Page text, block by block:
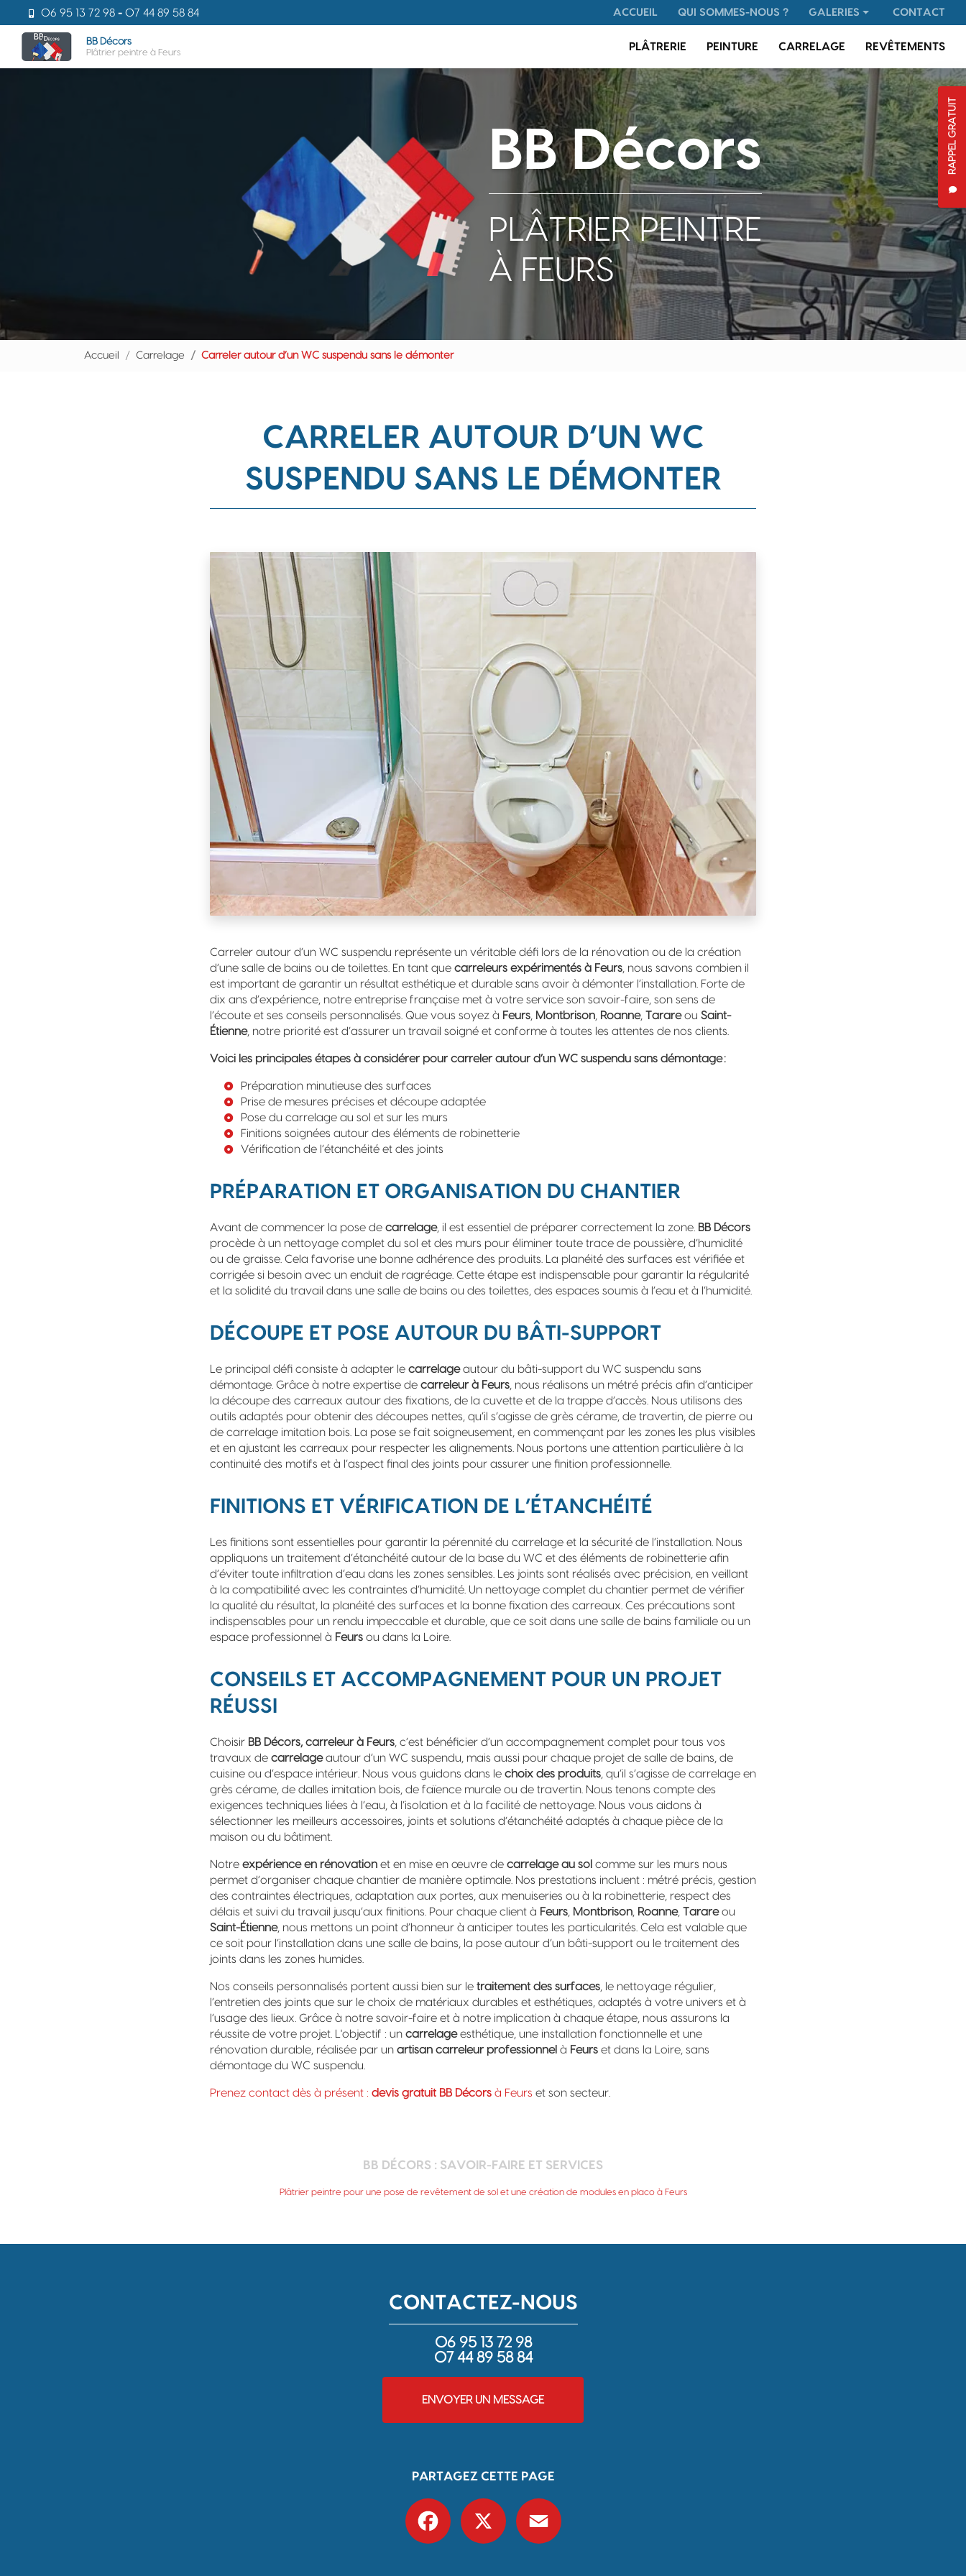
au
contenu
principal
06 95 13 72 98- 07 44 89 58 84
BB Décors
Plâtrier peintre à Feurs
RAPPEL GRATUIT
Navigation secondaire
ACCUEIL QUI SOMMES-NOUS ? GALERIES
Carrelage
Revêtements
CONTACT
PLÂTRERIE
PEINTURE CARRELAGE REVÊTEMENTS
BB Décors
PLÂTRIER PEINTRE
À FEURS
Accueil Carrelage Carreler autour d’un WC suspendu sans le démonter
CARRELER AUTOUR D’UN WC
SUSPENDU SANS LE DÉMONTER
Carreler autour d’un WC suspendu représente un véritable défi lors de la rénovation ou de la création
d’une salle de bains ou de toilettes. En tant que carreleurs expérimentés à Feurs , nous savons combien il
est important de garantir un résultat esthétique et durable sans avoir à démonter l’installation. Forte de
dix ans d’expérience, notre entreprise française met à votre service son savoir-faire, son sens de
l’écoute et ses conseils personnalisés. Que vous soyez à Feurs Montbrison Roanne, Tarareou Saint-
Étienne, notre priorité est d’assurer un travail soigné et conforme à toutes les attentes de nos clients.
Voici les principales étapes à considérer pour carreler autour d’un WC suspendu sans démontage :
Préparation minutieuse des surfaces
Prise de mesures précises et découpe adaptée
Pose du carrelage au sol et sur les murs
Finitions soignées autour des éléments de robinetterie
Vérification de l’étanchéité et des joints
PRÉPARATION ET ORGANISATION DU CHANTIER
Avant de commencer la pose de carrelage, il est essentiel de préparer correctement la zone. BB Décors
procède à un nettoyage complet du sol et des murs pour éliminer toute trace de poussière, d’humidité
ou de graisse. Cela favorise une bonne adhérence des produits. La planéité des surfaces est vérifiée et
corrigée si besoin avec un enduit de ragréage. Cette étape est indispensable pour garantir la régularité
et la solidité du travail dans une salle de bains ou des toilettes, des espaces soumis à l’eau et à l’humidité.
DÉCOUPE ET POSE AUTOUR DU BÂTI-SUPPORT
Le principal défi consiste à adapter le carrelageautour du bâti-support du WC suspendu sans
démontage. Grâce à notre expertise de carreleur à Feurs , nous réalisons un métré précis afin d’anticiper
la découpe des carreaux autour des fixations, de la cuvette et de la trappe d’accès. Nous utilisons des
outils adaptés pour obtenir des découpes nettes, qu’il s’agisse de grès cérame, de travertin, de pierre ou
de carrelage imitation bois. La pose se fait soigneusement, en commençant par les zones les plus visibles
et en ajustant les carreaux pour respecter les alignements. Nous portons une attention particulière à la
continuité des motifs et à l’aspect final des joints pour assurer une finition professionnelle.
FINITIONS ET VÉRIFICATION DE L’ÉTANCHÉITÉ
Les finitions sont essentielles pour garantir la pérennité du carrelage et la sécurité de l’installation. Nous
appliquons un traitement d’étanchéité autour de la base du WC et des éléments de robinetterie afin
d’éviter toute infiltration d’eau dans les zones sensibles. Les joints sont réalisés avec précision, en veillant
à la compatibilité avec les contraintes d’humidité. Un nettoyage complet du chantier permet de vérifier
la qualité du résultat, la planéité des surfaces et la bonne fixation des carreaux. Ces précautions sont
indispensables pour un rendu impeccable et durable, que ce soit dans une salle de bains familiale ou un
espace professionnel à Feurs ou dans la Loire.
CONSEILS ET ACCOMPAGNEMENT POUR UN PROJET
RÉUSSI
Choisir BB Décors, carreleur à Feurs , c’est bénéficier d’un accompagnement complet pour tous vos
travaux de carrelageautour d’un WC suspendu, mais aussi pour chaque projet de salle de bains, de
cuisine ou d’espace intérieur. Nous vous guidons dans le choix des produits , qu’il s’agisse de carrelage en
grès cérame, de dalles imitation bois, de faïence murale ou de travertin. Nous tenons compte des
exigences techniques liées à l’eau, à l’isolation et à la facilité de nettoyage. Nous vous aidons à
sélectionner les meilleurs accessoires, joints et solutions d’étanchéité adaptés à chaque pièce de la
maison ou du bâtiment.
Notre expérience en rénovation et en mise en œuvre de carrelage au sol comme sur les murs nous
permet d’organiser chaque chantier de manière optimale. Nos prestations incluent : métré précis, gestion
des contraintes électriques, adaptation aux portes, aux menuiseries ou à la robinetterie, respect des
délais et suivi du travail jusqu’aux finitions. Pour chaque client à Feurs Montbrison Roanne, Tarareou
Saint-Étienne, nous mettons un point d’honneur à anticiper toutes les particularités. Cela est valable que
ce soit pour l’installation dans une salle de bains, la pose autour d’un bâti-support ou le traitement des
joints dans les zones humides.
Nos conseils personnalisés portent aussi bien sur le traitement des surfaces , le nettoyage régulier,
l’entretien des joints que sur le choix de matériaux durables et esthétiques, adaptés à votre univers et à
l’usage des lieux. Grâce à notre savoir-faire et à notre implication à chaque étape, nous assurons la
réussite de votre projet. L'objectif : un carrelageesthétique, une installation fonctionnelle et une
rénovation durable, réalisée par un artisan carreleur professionnel à Feurs et dans la Loire, sans
démontage du WC suspendu.
Prenez contact dès à présent : devis gratuit BB Décors à Feurs et son secteur.
BB DÉCORS : SAVOIR-FAIRE ET SERVICES
Plâtrier peintre pour une pose de revêtement de sol et une création de modules en placo à Feurs
CONTACTEZ-NOUS
06 95 13 72 98
07 44 89 58 84
ENVOYER UN MESSAGE
PARTAGEZ CETTE PAGE
Facebook